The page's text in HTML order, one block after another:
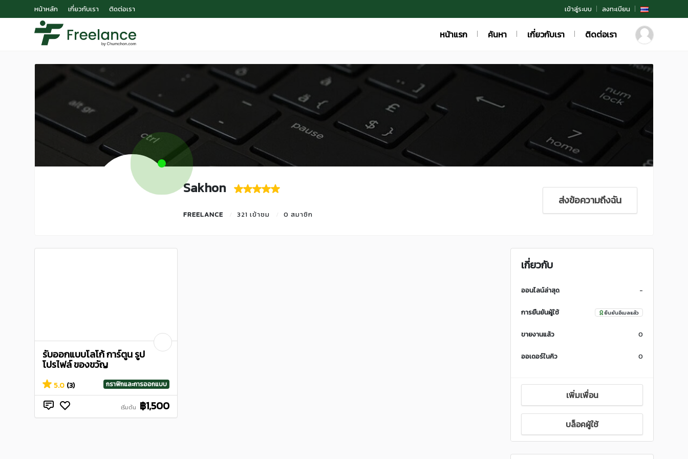
หน้าหลัก เกี่ยวกับเรา ติดต่อเรา เข้าสู่ระบบ ลงทะเบียน
หน้าแรก ค้นหา เกี่ยวกับเรา ติดต่อเรา
Sakhon
FREELANCE 321 เข้าชม 0 สมาชิก
ส่งข้อความถึงฉัน
รับออกแบบโลโก้ การ์ตูน รูป
โปรไฟล์ ของขวัญ
5.0 (3) กราฟิกและการออกแบบ
เริ่มต้น ฿1,500
เกี่ยวกับ
ออนไลน์ล่าสุด -
การยืนยันผู้ใช้ ยืนยันอีเมลแล้ว
ขายงานแล้ว 0
ออเดอร์ในคิว 0
เพิ่มเพื่อน
บล็อคผู้ใช้